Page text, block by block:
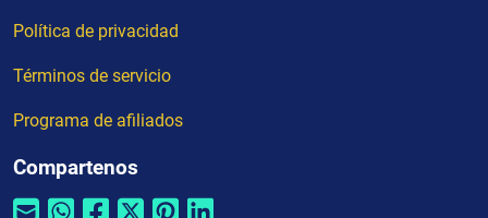
Política de privacidad
Términos de servicio
Programa de afiliados
Compartenos